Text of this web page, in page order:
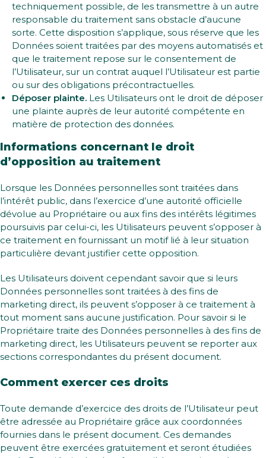
techniquement possible, de les transmettre à un autre
responsable du traitement sans obstacle d’aucune
sorte. Cette disposition s’applique, sous réserve que les
Données soient traitées par des moyens automatisés et
que le traitement repose sur le consentement de
l’Utilisateur, sur un contrat auquel l’Utilisateur est partie
ou sur des obligations précontractuelles.
Déposer plainte. Les Utilisateurs ont le droit de déposer
une plainte auprès de leur autorité compétente en
matière de protection des données.
Informations concernant le droit
d’opposition au traitement
Lorsque les Données personnelles sont traitées dans
l’intérêt public, dans l’exercice d’une autorité officielle
dévolue au Propriétaire ou aux fins des intérêts légitimes
poursuivis par celui-ci, les Utilisateurs peuvent s’opposer à
ce traitement en fournissant un motif lié à leur situation
particulière devant justifier cette opposition.
Les Utilisateurs doivent cependant savoir que si leurs
Données personnelles sont traitées à des fins de
marketing direct, ils peuvent s’opposer à ce traitement à
tout moment sans aucune justification. Pour savoir si le
Propriétaire traite des Données personnelles à des fins de
marketing direct, les Utilisateurs peuvent se reporter aux
sections correspondantes du présent document.
Comment exercer ces droits
Toute demande d’exercice des droits de l’Utilisateur peut
être adressée au Propriétaire grâce aux coordonnées
fournies dans le présent document. Ces demandes
peuvent être exercées gratuitement et seront étudiées